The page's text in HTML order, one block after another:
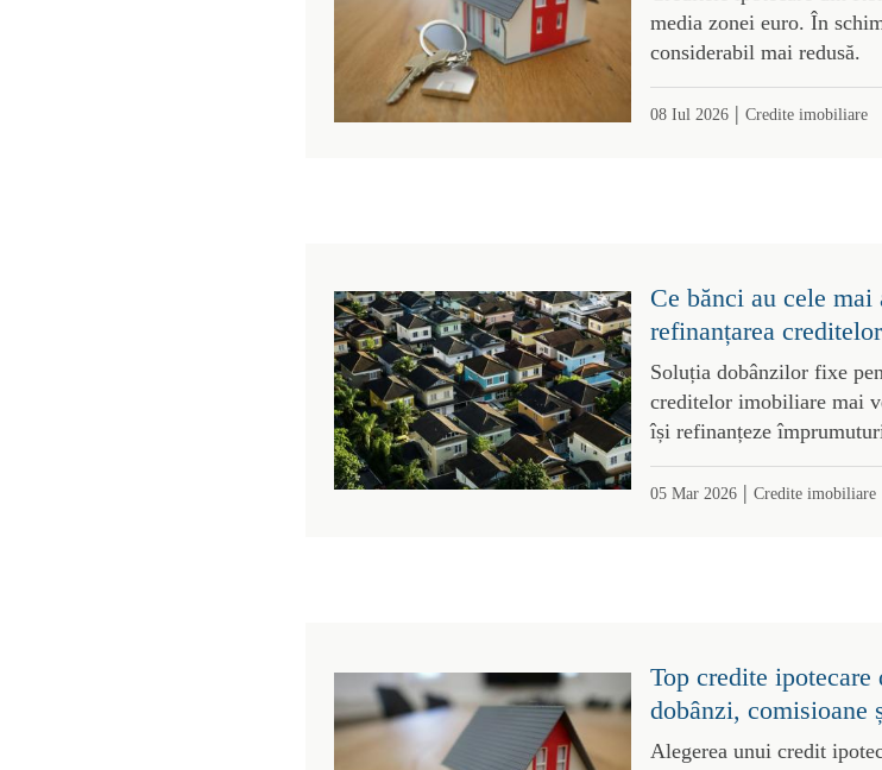
media zonei euro. În
considerabil mai redusă.
08 Iul 2026| Credite imobiliare
Ce bănci au cele mai
refinanțarea
Soluția dobânzilor fixe
creditelor imobiliare mai
își refinanțeze
05 Mar 2026| Credite imobiliare
Top credite
dobânzi, comisioane
Alegerea unui credit